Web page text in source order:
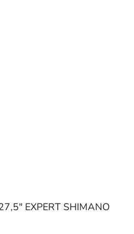
EXPERT SHIMANO